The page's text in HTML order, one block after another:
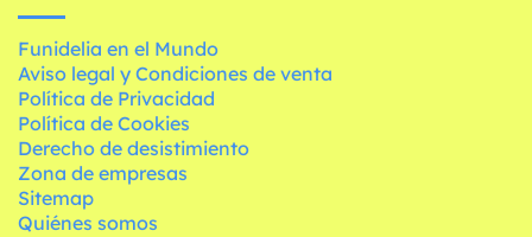
Funidelia en el Mundo
Aviso legal y Condiciones de venta
Política de Privacidad
Política de Cookies
Derecho de desistimiento
Zona de empresas
Sitemap
Quiénes somos